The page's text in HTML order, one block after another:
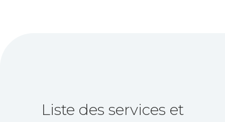
Liste des services et